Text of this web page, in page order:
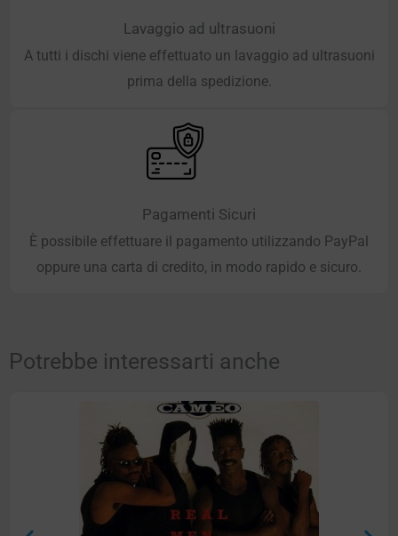
Lavaggio ad ultrasuoni
A tutti i dischi viene effettuato un lavaggio ad ultrasuoni
prima della spedizione.
Pagamenti Sicuri
È possibile effettuare il pagamento utilizzando PayPal
oppure una carta di credito, in modo rapido e sicuro.
Potrebbe interessarti anche